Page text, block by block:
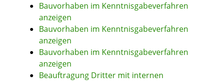
Bauvorhaben im Kenntnisgabeverfahren
anzeigen
Bauvorhaben im Kenntnisgabeverfahren
anzeigen
Bauvorhaben im Kenntnisgabeverfahren
anzeigen
Beauftragung Dritter mit internen